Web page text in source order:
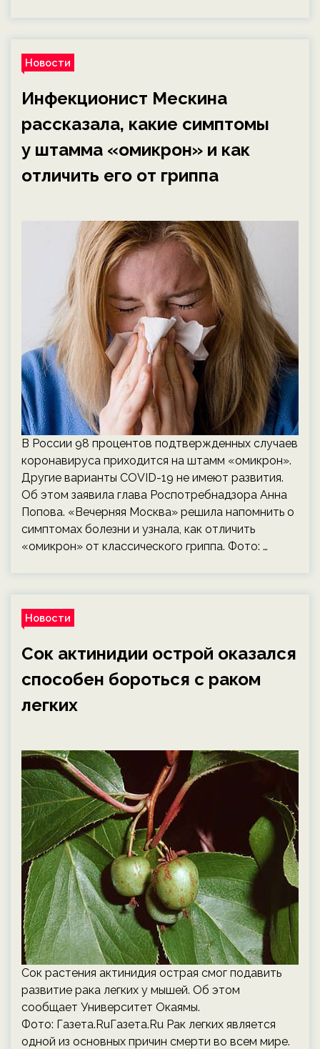
Новости
Инфекционист Мескина
рассказала, какие симптомы
у штамма «омикрон» и как
отличить его от гриппа
В России 98 процентов подтвержденных случаев
коронавируса приходится на штамм «омикрон».
Другие варианты COVID-19 не имеют развития.
Об этом заявила глава Роспотребнадзора Анна
Попова. «Вечерняя Москва» решила напомнить о
симптомах болезни и узнала, как отличить
«омикрон» от классического гриппа. Фото: …
Новости
Сок актинидии острой оказался
способен бороться с раком
легких
Сок растения актинидия острая смог подавить
развитие рака легких у мышей. Об этом
сообщает Университет Окаямы.
Фото: Газета.RuГазета.Ru Рак легких является
одной из основных причин смерти во всем мире.